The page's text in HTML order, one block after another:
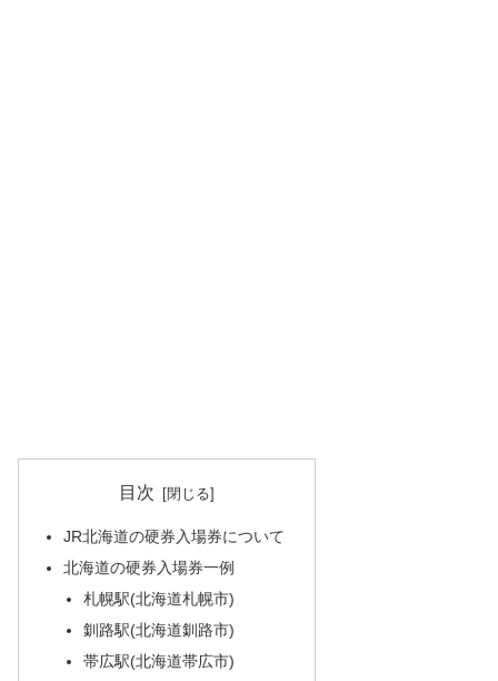
目次
JR北海道の硬券入場券について
北海道の硬券入場券一例
札幌駅(北海道札幌市)
釧路駅(北海道釧路市)
帯広駅(北海道帯広市)